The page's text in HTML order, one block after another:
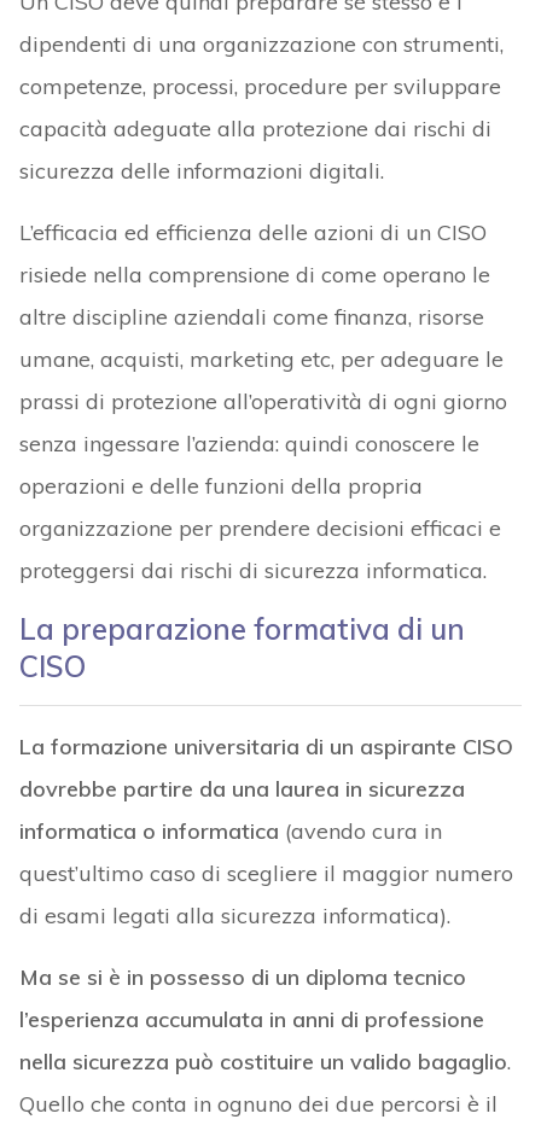
dipendenti di una organizzazione con strumenti,
competenze, processi, procedure per sviluppare
capacità adeguate alla protezione dai rischi di
sicurezza delle informazioni digitali.
L’efficacia ed efficienza delle azioni di un CISO
risiede nella comprensione di come operano le
altre discipline aziendali come finanza, risorse
umane, acquisti, marketing etc, per adeguare le
prassi di protezione all’operatività di ogni giorno
senza ingessare l’azienda: quindi conoscere le
operazioni e delle funzioni della propria
organizzazione per prendere decisioni efficaci e
proteggersi dai rischi di sicurezza informatica.
La preparazione formativa di un
CISO
La formazione universitaria di un aspirante CISO
dovrebbe partire da una laurea in sicurezza
informatica o informatica (avendo cura in
quest’ultimo caso di scegliere il maggior numero
di esami legati alla sicurezza informatica).
Ma se si è in possesso di un diploma tecnico
l’esperienza accumulata in anni di professione
nella sicurezza può costituire un valido bagaglio.
Quello che conta in ognuno dei due percorsi è il